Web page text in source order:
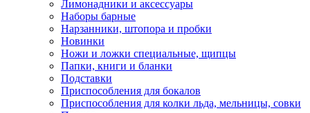
Лимонадники и аксессуары
Наборы барные
Нарзанники, штопора и пробки
Новинки
Ножи и ложки специальные, щипцы
Папки, книги и бланки
Подставки
Приспособления для бокалов
Приспособления для колки льда, мельницы, совки